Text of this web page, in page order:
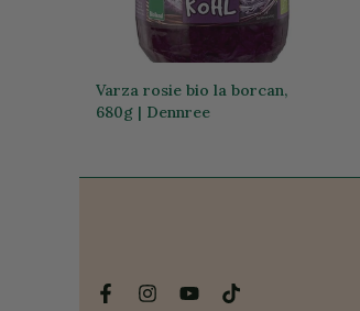
Varza rosie bio la borcan,
680g | Dennree